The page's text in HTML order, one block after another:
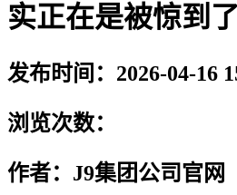
实正在是被惊
发布时间：2026-04-16
浏览次数：
作者：J9集团公司官网